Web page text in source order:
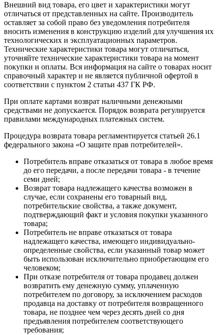
Внешний вид товара, его цвет и характеристики могут
отличаться от представленных на сайте. Производитель
оставляет за собой право без уведомления потребителя
вносить изменения в конструкцию изделий для улучшения их
технологических и эксплуатационных параметров.
Технические характеристики товара могут отличаться,
уточняйте технические характеристики товара на момент
покупки и оплаты. Вся информация на сайте о товарах носит
справочный характер и не является публичной офертой в
соответствии с пунктом 2 статьи 437 ГК РФ.
При оплате картами возврат наличными денежными
средствами не допускается. Порядок возврата регулируется
правилами международных платежных систем.
Процедура возврата товара регламентируется статьей 26.1
федерального закона «О защите прав потребителей».
Потребитель вправе отказаться от товара в любое время
до его передачи, а после передачи товара - в течение
семи дней;
Возврат товара надлежащего качества возможен в
случае, если сохранены его товарный вид,
потребительские свойства, а также документ,
подтверждающий факт и условия покупки указанного
товара;
Потребитель не вправе отказаться от товара
надлежащего качества, имеющего индивидуально-
определенные свойства, если указанный товар может
быть использован исключительно приобретающим его
человеком;
При отказе потребителя от товара продавец должен
возвратить ему денежную сумму, уплаченную
потребителем по договору, за исключением расходов
продавца на доставку от потребителя возвращенного
товара, не позднее чем через десять дней со дня
предъявления потребителем соответствующего
требования;